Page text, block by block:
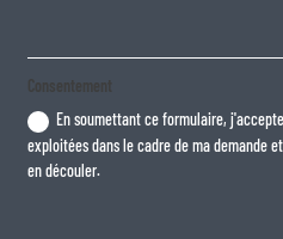
Consentement
En soumettant ce formulaire,
exploitées dans le cadre de ma demande
en découler.